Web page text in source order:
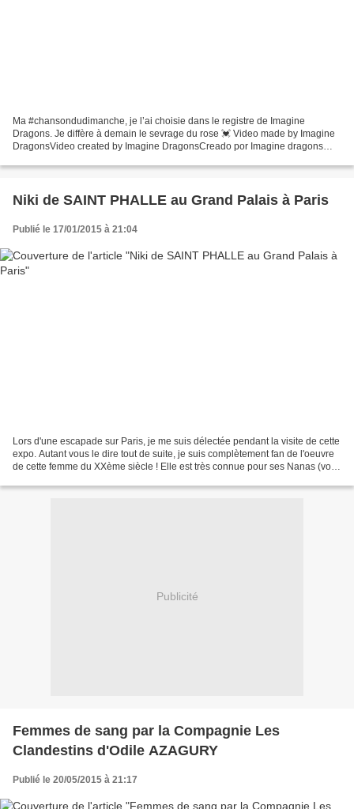
Ma #chansondudimanche, je l’ai choisie dans le registre de Imagine
Dragons. Je diffère à demain le sevrage du rose 💓 Video made by Imagine
DragonsVideo created by Imagine DragonsCreado por Imagine dragons
Niki de SAINT PHALLE au Grand Palais à Paris
Publié le 17/01/2015 à 21:04
Lors d'une escapade sur Paris, je me suis délectée pendant la visite de cette
expo. Autant vous le dire tout de suite, je suis complètement fan de l'oeuvre
de cette femme du XXème siècle ! Elle est très connue pour ses Nanas (vous
Publicité
Femmes de sang par la Compagnie Les
Clandestins d'Odile AZAGURY
Publié le 20/05/2015 à 21:17